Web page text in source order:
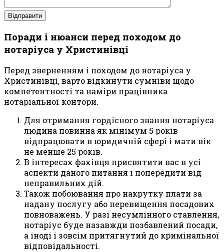
Поради і нюанси перед походом до
нотаріуса у Христинівці
Перед зверненням і походом до нотаріуса у
Христинівці, варто відкинути сумніви щодо
компетентності та наміри працівника
нотаріальної контори.
Для отримання гордісного звання нотаріуса
людина повинна як мінімум 5 років
відпрацювати в юридичній сфері і мати вік
не менше 25 років.
В інтересах фахівця присвятити вас в усі
аспекти даного питання і попередити від
неправильних дій.
Також побоювання про накрутку плати за
надану послугу або перевищення посадових
повноважень. У разі несумлінного ставлення,
нотаріус буде назавжди позбавлений посади,
а іноді і зовсім притягнутий до кримінальної
відповідальності.